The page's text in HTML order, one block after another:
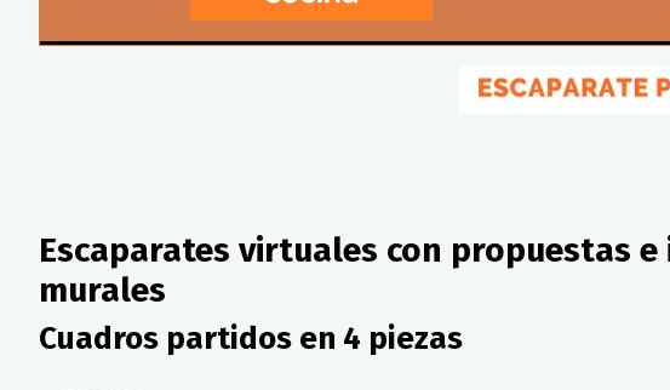
Escaparates virtuales con propuestas
murales
Cuadros partidos en 4 piezas